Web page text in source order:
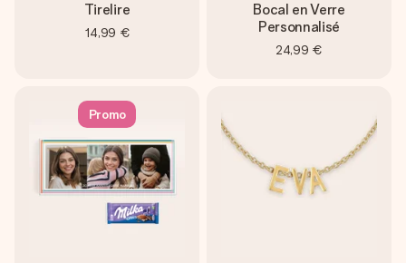
Tirelire
14,99 €
Bocal en Verre
Personnalisé
24,99 €
Promo